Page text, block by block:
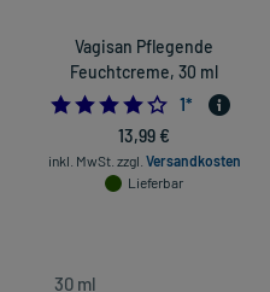
Vagisan Pflegende
Feuchtcreme, 30 ml
4.0
1*
13,99 €
inkl. MwSt. zzgl. Versandkosten
Lieferbar